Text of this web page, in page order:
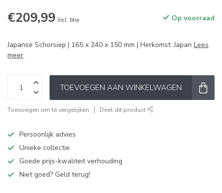
€209,99 Incl. btw Op voorraad
Japanse Schorsiep | 165 x 240 x 150 mm | Herkomst: Japan Lees
meer.
TOEVOEGEN AAN WINKELWAGEN
Toevoegen om te vergelijken Deel dit product
Persoonlijk advies
Unieke collectie
Goede prijs-kwaliteit verhouding
Niet goed? Geld terug!